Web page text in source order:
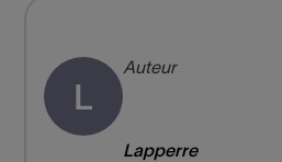
L
Auteur
Lapperre